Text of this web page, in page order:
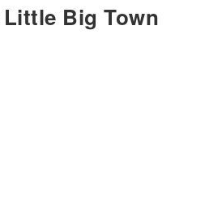
Big Town